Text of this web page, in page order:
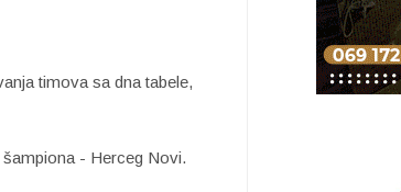
timova sa dna tabele,
- Herceg Novi.